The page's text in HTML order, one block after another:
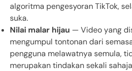
algoritma pengesyoran TikTok,
suka.
Nilai malar hijau — Video yang
mengumpul tontonan dari
pengguna melawatnya semula,
merupakan tindakan sekali